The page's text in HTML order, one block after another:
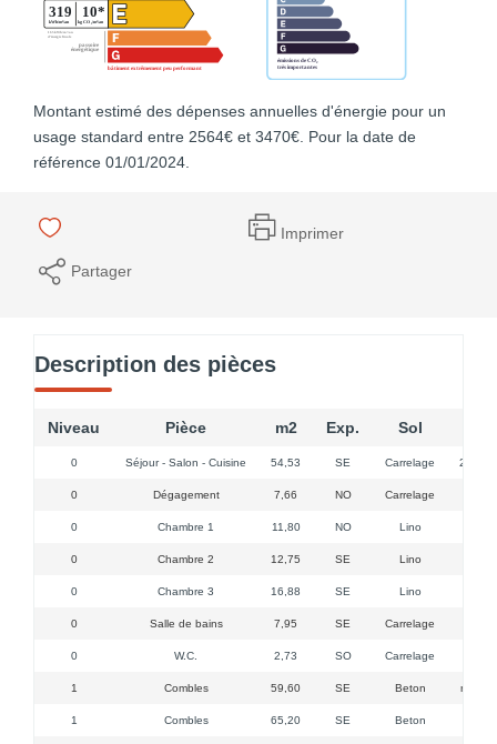
Montant estimé des dépenses annuelles d'énergie pour un
usage standard entre 2564€ et 3470€. Pour la date de
référence 01/01/2024.
Imprimer
Partager
Description des pièces
Niveau Pièce m2 Exp. Sol
0 Séjour - Salon - Cuisine 54,53 SE Carrelage 2
0 Dégagement 7,66 NO Carrelage
0 Chambre 1 11,80 NO Lino
0 Chambre 2 12,75 SE Lino
0 Chambre 3 16,88 SE Lino
0 Salle de bains 7,95 SE Carrelage
0 W.C. 2,73 SO Carrelage
1 Combles 59,60 SE Beton
1 Combles 65,20 SE Beton